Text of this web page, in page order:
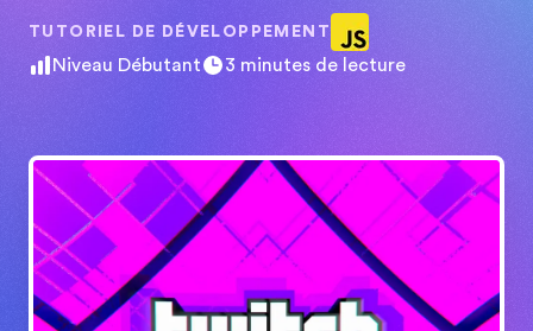
TUTORIEL DE DÉVELOPPEMENT
Niveau Débutant 3 minutes de lecture